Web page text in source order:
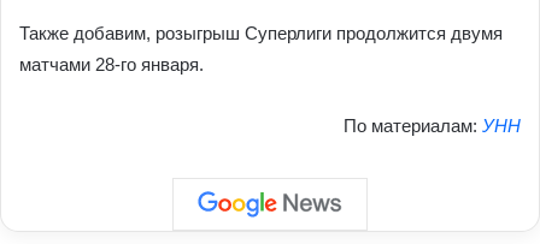
Также добавим, розыгрыш Суперлиги продолжится двумя
матчами 28-го января.
По материалам: УНН